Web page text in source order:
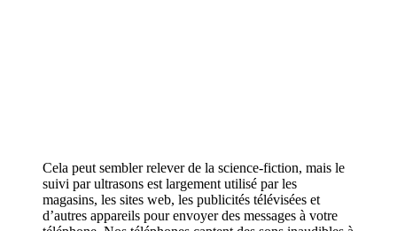
Cela peut sembler relever de la science-fiction, mais le
suivi par ultrasons est largement utilisé par les
magasins, les sites web, les publicités télévisées et
d’autres appareils pour envoyer des messages à votre